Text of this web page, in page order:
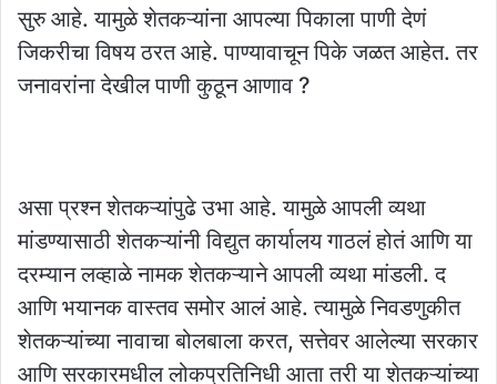
सुरु आहे. यामुळे शेतकऱ्यांना आपल्या पिकाला पाणी देणं
जिकरीचा विषय ठरत आहे. पाण्यावाचून पिके जळत आहेत. तर
जनावरांना देखील पाणी कुठून आणाव ?
असा प्रश्न शेतकऱ्यांपुढे उभा आहे. यामुळे आपली व्यथा
मांडण्यासाठी शेतकऱ्यांनी विद्युत कार्यालय गाठलं होतं आणि या
दरम्यान लव्हाळे नामक शेतकऱ्याने आपली व्यथा मांडली. द
आणि भयानक वास्तव समोर आलं आहे. त्यामुळे निवडणुकीत
शेतकऱ्यांच्या नावाचा बोलबाला करत, सत्तेवर आलेल्या सरकार
आणि सरकारमधील लोकप्रतिनिधी आता तरी या शेतकऱ्यांच्या